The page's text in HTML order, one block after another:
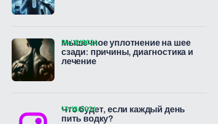
Мышечное уплотнение на шее
сзади: причины, диагностика и
лечение
24/12/2024
Что будет, если каждый день
пить водку?
13/12/2024